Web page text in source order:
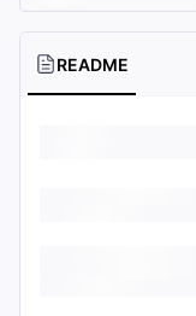
README